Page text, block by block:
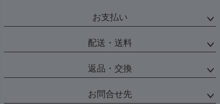
お支払い
配送・送料
返品・交換
お問合せ先